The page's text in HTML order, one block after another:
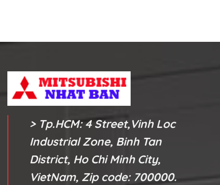
> Tp.HCM: 4 Street,Vinh Loc
Industrial Zone, Binh Tan
District, Ho Chi Minh City,
VietNam, Zip code: 700000.